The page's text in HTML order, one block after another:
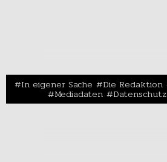
In eigener Sache Die Redaktion
Mediadaten Datenschutz